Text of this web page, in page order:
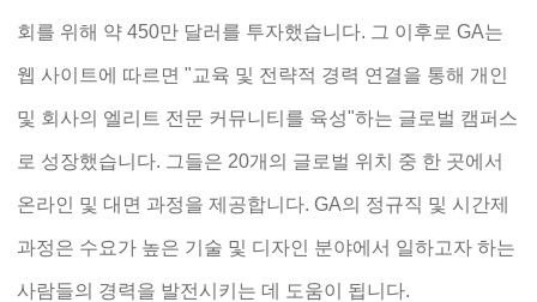
회를 위해 약 450만 달러를 투자했습니다. 그 이후로 GA는
웹 사이트에 따르면 "교육 및 전략적 경력 연결을 통해 개인
및 회사의 엘리트 전문 커뮤니티를 육성"하는 글로벌 캠퍼스
로 성장했습니다. 그들은 20개의 글로벌 위치 중 한 곳에서
온라인 및 대면 과정을 제공합니다. GA의 정규직 및 시간제
과정은 수요가 높은 기술 및 디자인 분야에서 일하고자 하는
사람들의 경력을 발전시키는 데 도움이 됩니다.